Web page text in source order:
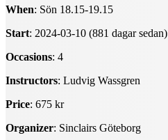
When: Sön 18.15-19.15
Start: 2024-03-10 (881 dagar sedan)
Occasions: 4
Instructors: Ludvig Wassgren
Price: 675 kr
Organizer: Sinclairs Göteborg